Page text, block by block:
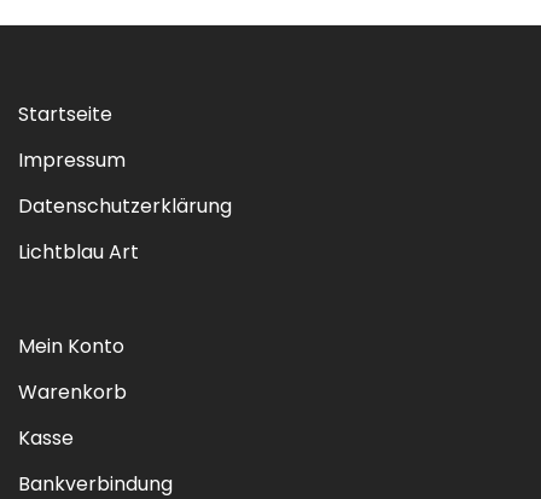
Startseite
Impressum
Datenschutzerklärung
Lichtblau Art
Mein Konto
Warenkorb
Kasse
Bankverbindung